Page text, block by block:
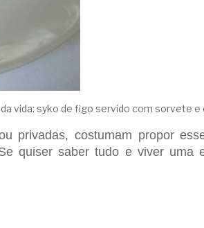
vida: syko de figo servido com sorvete e
privadas, costumam propor
quiser saber tudo e viver uma